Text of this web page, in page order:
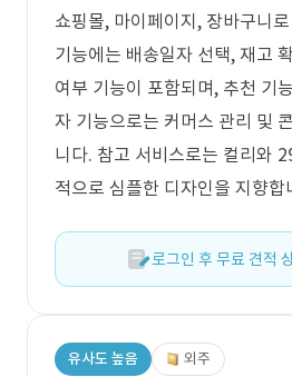
쇼핑몰, 마이페이지, 장바구니
기능에는 배송일자 선택, 재고
여부 기능이 포함되며, 추천 기
자 기능으로는 커머스 관리 및
니다. 참고 서비스로는 컬리와
적으로 심플한 디자인을 지향합
로그인 후 무료 견적
유사도 높음 외주